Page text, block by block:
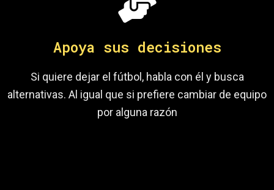
Apoya sus decisiones
Si quiere dejar el fútbol, habla con él y busca
alternativas. Al igual que si prefiere cambiar de equipo
por alguna razón